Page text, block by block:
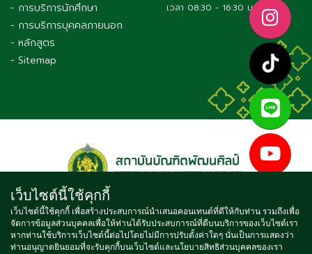
- การบริการนักศึกษา
- การบริการบุคคลภายนอก
- หลักสูตร
- Sitemap
เวลา 08:30 - 16:30 น.
Copyright © 2021 BUNDITPATANASILPA INSTITUTE OF FINE
เว็บไซต์นี้ใช้คุกกี้
เว็บไซต์นี้ใช้คุกกี้ เพื่อสร้างประสบการณ์นำเสนอคอนเทนต์ที่ดีให้กับท่าน รวมถึงเพื่อ
จัดการข้อมูลส่วนบุคคลเพื่อให้ท่านได้รับประสบการณ์ที่ดีบนบริการของเว็บไซต์เรา
หากท่านใช้บริการเว็บไซต์นี้ต่อไปโดยไม่มีการปรับตั้งค่าใดๆ นั่นเป็นการแสดงว่า
ท่านอนุญาตยินยอมที่จะรับคุกกี้บนเว็บไซต์และนโยบายสิทธิส่วนบุคคลของเรา